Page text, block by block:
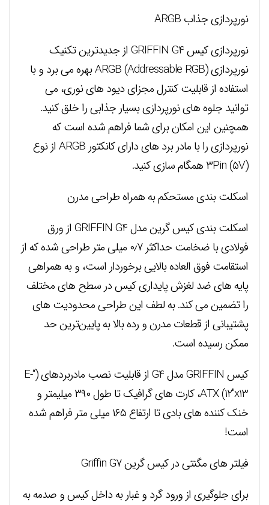
نورپردازی جذاب ARGB
نورپردازی کیس GRIFFIN G4 از جدیدترین تکنیک
نورپردازی (ARGB (Addressable RGB بهره می برد و با
استفاده از قابلیت کنترل مجزای دیود های نوری، می
توانید جلوه های نورپردازی بسیار جذابی را خلق کنید.
همچنین این امکان برای شما فراهم شده است که
نورپردازی را با مادر برد های دارای کانکتور ARGB از نوع
(۳Pin (5V همگام سازی کنید.
اسکلت بندی مستحکم به همراه طراحی مدرن
اسکلت بندی کیس گرین مدل GRIFFIN G4 از ورق
فولادی با ضخامت حداکثر ۰٫۷ میلی متر طراحی شده که از
استقامت فوق العاده بالایی برخوردار است، و به همراهی
پایه های ضد لغزش پایداری کیس در سطح های مختلف
را تضمین می کند. به لطف این طراحی محدودیت های
پشتیبانی از قطعات مدرن و رده بالا به پایین‌ترین حد
ممکن رسیده است.
کیس GRIFFIN مدل G4 از قابلیت نصب مادربردهای (“E-
ATX (12″x13، کارت های گرافیک تا طول ۳۹۰ میلیمتر و
خنک کننده های بادی تا ارتفاع ۱۶۵ میلی متر فراهم شده
است!
فیلتر های مگنتی در کیس گرین Griffin G7
برای جلوگیری از ورود گرد و غبار به داخل کیس و صدمه به